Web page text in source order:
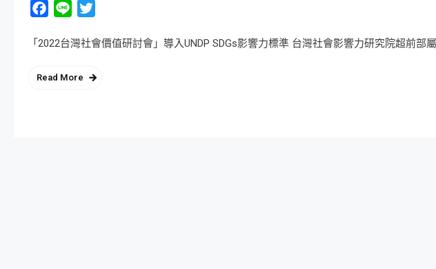
Facebook
Line
「2022台灣社會價值研討會」導入UNDP SDGs影響力標準 台灣社會影響力研究院超前部
Read More